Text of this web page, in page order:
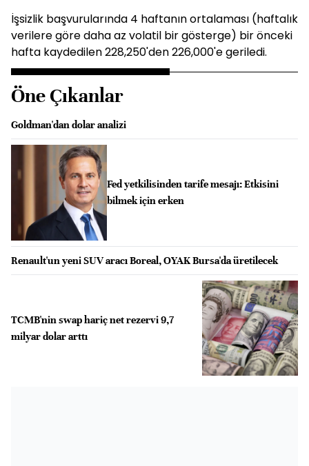
İşsizlik başvurularında 4 haftanın ortalaması (haftalık
verilere göre daha az volatil bir gösterge) bir önceki
hafta kaydedilen 228,250'den 226,000'e geriledi.
Öne Çıkanlar
Goldman'dan dolar analizi
Fed yetkilisinden tarife mesajı: Etkisini
bilmek için erken
Renault'un yeni SUV aracı Boreal, OYAK Bursa'da üretilecek
TCMB'nin swap hariç net rezervi 9,7
milyar dolar arttı